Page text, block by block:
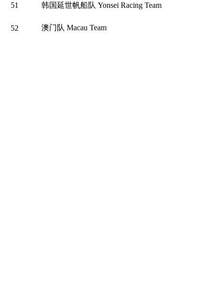
51 韩国延世帆船队 Yonsei Racing Team
52 澳门队 Macau Team